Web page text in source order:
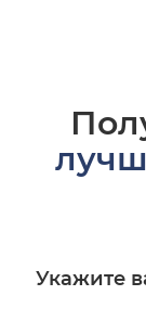
Укажите